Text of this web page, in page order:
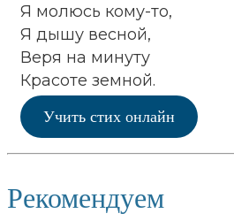
Я молюсь кому-то,
Я дышу весной,
Веря на минуту
Красоте земной.
Учить стих онлайн
Рекомендуем